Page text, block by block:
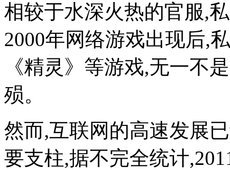
相较于水深火热的官服,
2000年网络游戏出现后,
《精灵》等游戏,无一不
殒。
然而,互联网的高速发展
要支柱,据不完全统计